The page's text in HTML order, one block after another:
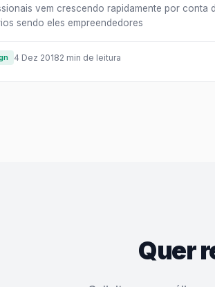
vem crescendo rapidamente por conta
sendo eles empreendedores
4 Dez 20182 min de leitura
Quer